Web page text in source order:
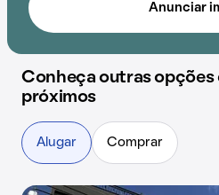
Anunciar
Conheça outras opções
próximos
Alugar Comprar